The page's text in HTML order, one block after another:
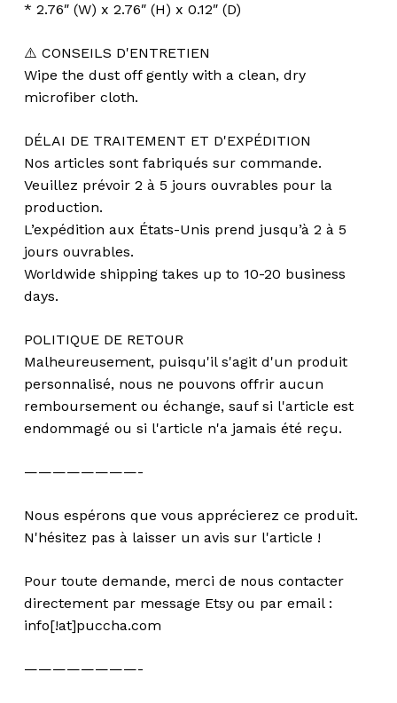
* 2.76″ (W) x 2.76″ (H) x 0.12″ (D)
⚠️ CONSEILS D'ENTRETIEN
Wipe the dust off gently with a clean, dry
microfiber cloth.
DÉLAI DE TRAITEMENT ET D'EXPÉDITION
Nos articles sont fabriqués sur commande.
Veuillez prévoir 2 à 5 jours ouvrables pour la
production.
L’expédition aux États-Unis prend jusqu’à 2 à 5
jours ouvrables.
Worldwide shipping takes up to 10-20 business
days.
POLITIQUE DE RETOUR
Malheureusement, puisqu'il s'agit d'un produit
personnalisé, nous ne pouvons offrir aucun
remboursement ou échange, sauf si l'article est
endommagé ou si l'article n'a jamais été reçu.
————————-
Nous espérons que vous apprécierez ce produit.
N'hésitez pas à laisser un avis sur l'article !
Pour toute demande, merci de nous contacter
directement par message Etsy ou par email :
info[!at]puccha.com
————————-